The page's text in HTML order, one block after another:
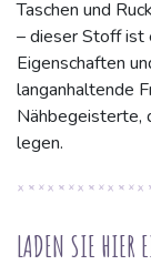
Taschen und
– dieser Stoff ist
Eigenschaften
langanhaltende
Nähbegeisterte,
legen.
LADEN SIE HIER